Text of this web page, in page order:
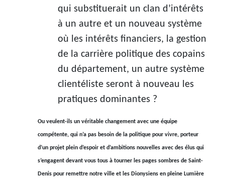
qui substituerait un clan d’intérêts
à un autre et un nouveau système
où les intérêts financiers, la gestion
de la carrière politique des copains
du département, un autre système
clientéliste seront à nouveau les
pratiques dominantes ?
Ou veulent-ils un véritable changement avec une équipe
compétente, qui n’a pas besoin de la politique pour vivre, porteur
d’un projet plein d’espoir et d’ambitions nouvelles avec des élus qui
s’engagent devant vous tous à tourner les pages sombres de Saint-
Denis pour remettre notre ville et les Dionysiens en pleine Lumière